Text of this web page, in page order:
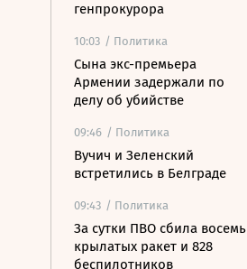
генпрокурора
10:03 / Политика
Сына экс-премьера
Армении задержали по
делу об убийстве
09:46 / Политика
Вучич и Зеленский
встретились в Белграде
09:43 / Политика
За сутки ПВО сбила восемь
крылатых ракет и 828
беспилотников